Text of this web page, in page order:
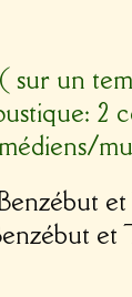
sur un
2
et